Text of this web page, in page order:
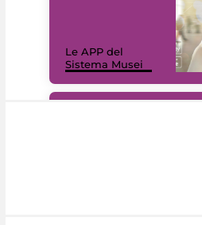
Le APP del
Sistema Musei